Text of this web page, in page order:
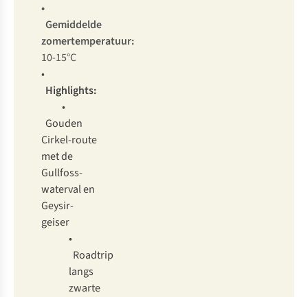
•
Gemiddelde
zomertemperatuur:
10-15°C
•
Highlights:
•
Gouden
Cirkel-route
met de
Gullfoss-
waterval en
Geysir-
geiser
•
Roadtrip
langs
zwarte